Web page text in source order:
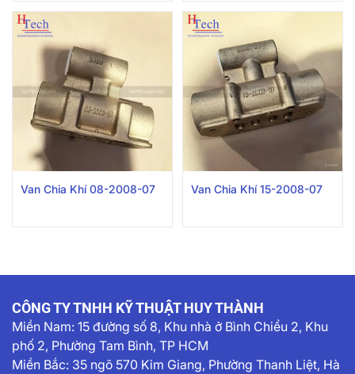
Van Chia Khí 08-2008-07 Van Chia Khí 15-2008-07
CÔNG TY TNHH KỸ THUẬT HUY THÀNH
Miền Nam: 15 đường số 8, Khu nhà ở Bình Chiểu 2, Khu
phố 2, Phường Tam Bình, TP HCM
Miền Bắc: 35 ngõ 570 Kim Giang, Phường Thanh Liệt, Hà